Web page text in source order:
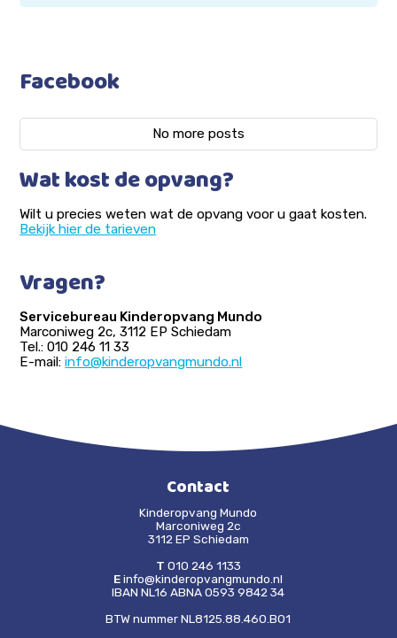
Facebook
No more posts
Wat kost de opvang?
Wilt u precies weten wat de opvang voor u gaat kosten.
Bekijk hier de tarieven
Vragen?
Servicebureau Kinderopvang Mundo
Marconiweg 2c, 3112 EP Schiedam
Tel.: 010 246 11 33
E-mail:info@kinderopvangmundo.nl
Contact
Kinderopvang Mundo
Marconiweg 2c
3112 EP Schiedam
T 010 246 1133
E info@kinderopvangmundo.nl
IBAN NL16 ABNA 0593 9842 34
BTW nummer NL8125.88.460.B01